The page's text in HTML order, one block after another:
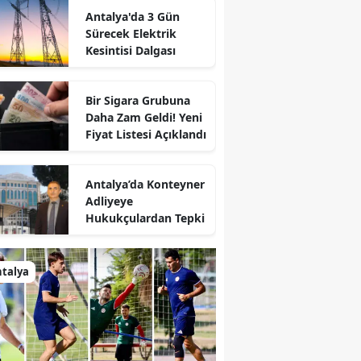
Antalya'da 3 Gün
Sürecek Elektrik
Kesintisi Dalgası
Bir Sigara Grubuna
Daha Zam Geldi! Yeni
Fiyat Listesi Açıklandı
Antalya’da Konteyner
Adliyeye
Hukukçulardan Tepki